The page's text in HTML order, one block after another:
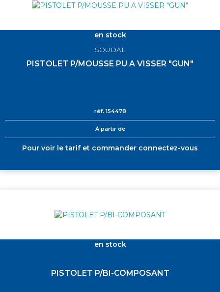
en stock
SOUDAL
PISTOLET P/MOUSSE PU A VISSER "GUN"
réf. 154478
À partir de
Pour voir le tarif et commander connectez-vous
en stock
PISTOLET P/BI-COMPOSANT